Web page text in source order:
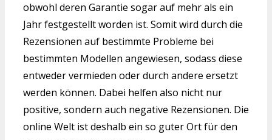
obwohl deren Garantie sogar auf mehr als ein
Jahr festgestellt worden ist. Somit wird durch die
Rezensionen auf bestimmte Probleme bei
bestimmten Modellen angewiesen, sodass diese
entweder vermieden oder durch andere ersetzt
werden können. Dabei helfen also nicht nur
positive, sondern auch negative Rezensionen. Die
online Welt ist deshalb ein so guter Ort für den